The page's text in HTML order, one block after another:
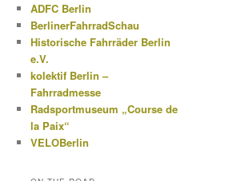
ADFC Berlin
BerlinerFahrradSchau
Historische Fahrräder Berlin
e.V.
kolektif Berlin –
Fahrradmesse
Radsportmuseum „Course de
la Paix“
VELOBerlin